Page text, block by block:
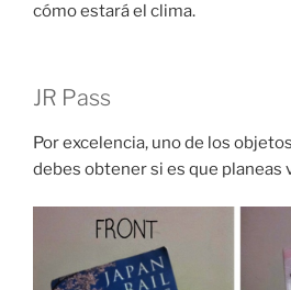
cómo estará el clima.
JR Pass
Por excelencia, uno de los
debes obtener si es que planeas